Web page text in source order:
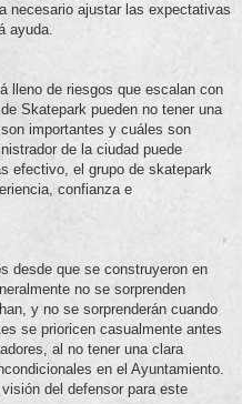
necesario ajustar las expectativas
ayuda.
lleno de riesgos que escalan con
Skatepark pueden no tener una
importantes y cuáles son
de la ciudad puede
efectivo, el grupo de skatepark
confianza e
desde que se construyeron en
no se sorprenden
y no se sorprenderán cuando
se prioricen casualmente antes
al no tener una clara
en el Ayuntamiento.
del defensor para este